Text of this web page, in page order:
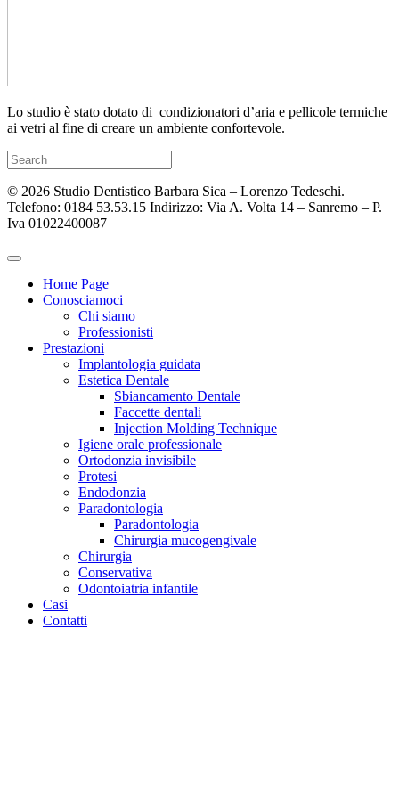
Lo studio è stato dotato di condizionatori d’aria e pellicole termiche
ai vetri al fine di creare un ambiente confortevole.
Search
for:
© 2026 Studio Dentistico Barbara Sica – Lorenzo Tedeschi.
Telefono: 0184 53.53.15 Indirizzo: Via A. Volta 14 – Sanremo – P.
Iva 01022400087
Home Page
Conosciamoci
Chi siamo
Professionisti
Prestazioni
Implantologia guidata
Estetica Dentale
Sbiancamento Dentale
Faccette dentali
Injection Molding Technique
Igiene orale professionale
Ortodonzia invisibile
Protesi
Endodonzia
Paradontologia
Paradontologia
Chirurgia mucogengivale
Chirurgia
Conservativa
Odontoiatria infantile
Casi
Contatti